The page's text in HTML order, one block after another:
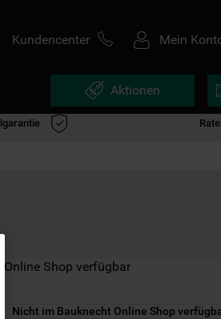
Kundencenter Mein
Aktionen
Shop verfügbar
Nicht im Bauknecht Online Shop